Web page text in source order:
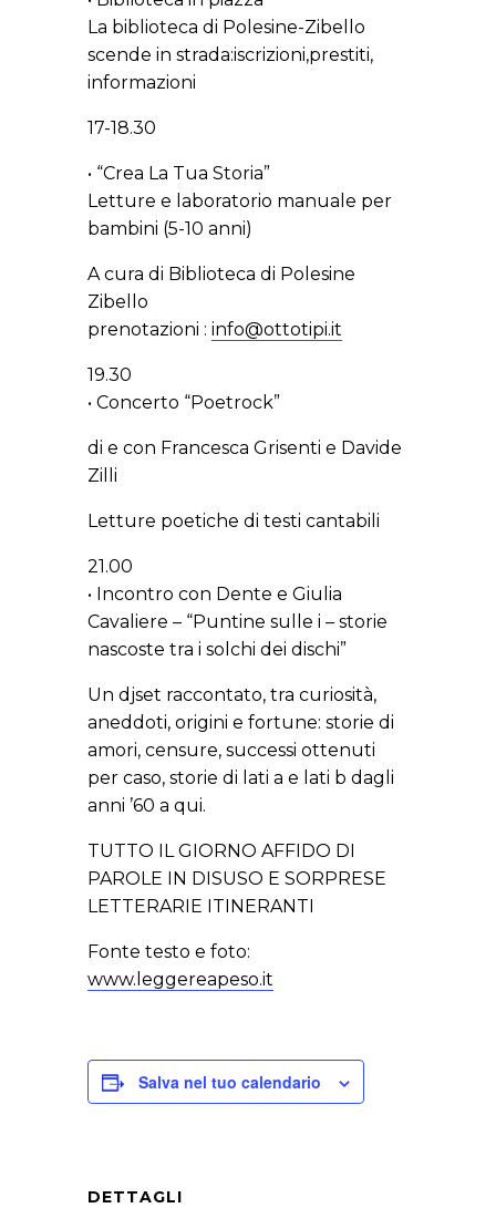
La biblioteca di Polesine-Zibello
scende in strada:iscrizioni,prestiti,
informazioni
17-18.30
• “Crea La Tua Storia”
Letture e laboratorio manuale per
bambini (5-10 anni)
A cura di Biblioteca di Polesine
Zibello
prenotazioni : info@ottotipi.it
19.30
• Concerto “Poetrock”
di e con Francesca Grisenti e Davide
Zilli
Letture poetiche di testi cantabili
21.00
• Incontro con Dente e Giulia
Cavaliere – “Puntine sulle i – storie
nascoste tra i solchi dei dischi”
Un djset raccontato, tra curiosità,
aneddoti, origini e fortune: storie di
amori, censure, successi ottenuti
per caso, storie di lati a e lati b dagli
anni ’60 a qui.
TUTTO IL GIORNO AFFIDO DI
PAROLE IN DISUSO E SORPRESE
LETTERARIE ITINERANTI
Fonte testo e foto:
www.leggereapeso.it
Salva nel tuo calendario
DETTAGLI